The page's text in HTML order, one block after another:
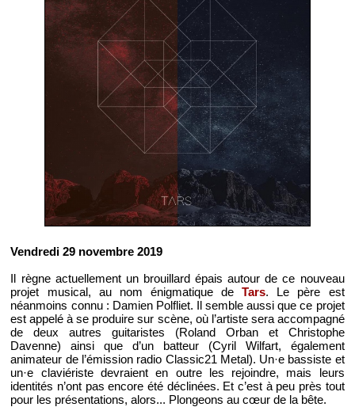
Vendredi 29 novembre 2019
Il règne actuellement un brouillard épais autour de ce nouveau
projet musical, au nom énigmatique deTars. Le père est
néanmoins connu : Damien Polfliet. Il semble aussi que ce projet
est appelé à se produire sur scène, où l’artiste sera accompagné
de deux autres guitaristes (Roland Orban et Christophe
Davenne) ainsi que d’un batteur (Cyril Wilfart, également
animateur de l’émission radio Classic21 Metal). Un·e bassiste et
un·e claviériste devraient en outre les rejoindre, mais leurs
identités n’ont pas encore été déclinées. Et c’est à peu près tout
pour les présentations, alors... Plongeons au cœur de la bête.